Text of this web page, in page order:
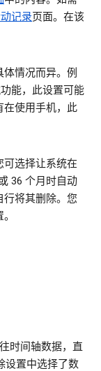
记录页面。在该
情况而异。例
能，此设置可能
在使用手机，此
可选择让系统在
36 个月时自动
行将其删除。您
时间轴数据，直
设置中选择了数